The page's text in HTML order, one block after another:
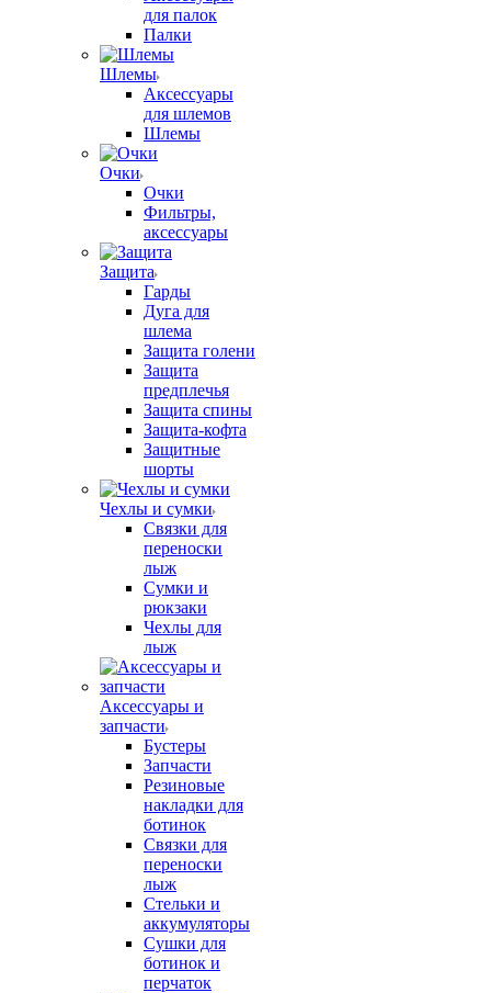
для палок
Палки
Шлемы
Аксессуары
для шлемов
Шлемы
Очки
Очки
Фильтры,
аксессуары
Защита
Гарды
Дуга для
шлема
Защита голени
Защита
предплечья
Защита спины
Защита-кофта
Защитные
шорты
Чехлы и сумки
Связки для
переноски
лыж
Сумки и
рюкзаки
Чехлы для
лыж
Аксессуары и
запчасти
Бустеры
Запчасти
Резиновые
накладки для
ботинок
Связки для
переноски
лыж
Стельки и
аккумуляторы
Сушки для
ботинок и
перчаток